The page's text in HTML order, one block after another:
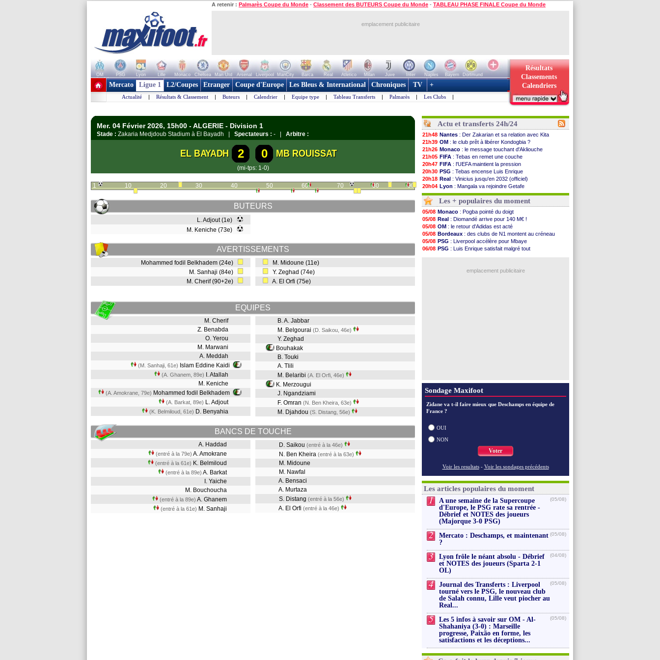
A retenir : Palmarès Coupe du Monde - Classement des BUTEURS Coupe du Monde - TABLEAU PHASE FINALE Coupe du Monde
emplacement publicitaire
OM PSG Lyon Lille Monaco Chelsea Man Utd Arsenal Liverpool ManCity Barca Real Atletico Milan Juve Inter Naples Bayern
Dortmund
+ de clubs
Résultats
Classements
Calendriers
Mercato Ligue 1 L2/Coupes Etranger Coupe d'Europe Les Bleus & International Chroniques TV +
Actualité | Résultats & Classement | Buteurs | Calendrier | Equipe type | Tableau Transferts | Palmarès | Les Clubs |
Mer. 04 Février 2026, 15h00 - ALGERIE - Division 1
Stade : Zakaria Medjdoub Stadium à El Bayadh | Spectateurs : - | Arbitre :
EL BAYADH 2 0 MB ROUISSAT
(mi-tps: 1-0)
1 10 20 30 40 50 60 70 80 90
BUTEURS
L. Adjout (1e)
M. Keniche (73e)
AVERTISSEMENTS
Mohammed fodil Belkhadem (24e)
M. Sanhaji (84e)
M. Cherif (90+2e)
M. Midoune (11e)
Y. Zeghad (74e)
A. El Orfi (75e)
EQUIPES
M. Cherif
Z. Benabda
O. Yerou
M. Marwani
A. Meddah
(M. Sanhaji, 61e) Islam Eddine Kaidi
(A. Ghanem, 89e)
I. Atallah
M. Keniche
(A. Amokrane, 79e) Mohammed fodil Belkhadem
(A. Barkat, 89e) L. Adjout
(K. Belmiloud, 61e) D. Benyahia
B. A. Jabbar
M. Belgourai (D. Saikou, 46e)
Y. Zeghad
Bouhakak
B. Touki
A. Tlili
M. Belaribi (A. El Orfi, 46e)
K. Merzougui
J. Ngandziami
F. Omran (N. Ben Kheira, 63e)
M. Djahdou (S. Distang, 56e)
BANCS DE TOUCHE
A. Haddad
(entré à la 79e) A. Amokrane
(entré à la 61e) K. Belmiloud
(entré à la 89e) A. Barkat
I. Yaiche
M. Bouchoucha
(entré à la 89e) A. Ghanem
(entré à la 61e) M. Sanhaji
D. Saikou (entré à la 46e)
N. Ben Kheira (entré à la 63e)
M. Midoune
M. Nawfal
A. Bensaci
A. Murtaza
S. Distang (entré à la 56e)
A. El Orfi (entré à la 46e)
Actu et transferts 24h/24
21h48 Nantes : Der Zakarian et sa relation avec Kita
21h39 OM : le club prêt à libérer Kondogbia ?
21h26 Monaco : le message touchant d'Akliouche
21h05 FIFA : Tebas en remet une couche
20h47 FIFA : l'UEFA maintient la pression
20h30 PSG : Tebas encense Luis Enrique
20h18 Real : Vinicius jusqu'en 2032 (officiel)
20h04 Lyon : Mangala va rejoindre Getafe
19h47 OM: une offre refusée pour Aguerd
19h34
Real : c'est confirmé pour Vinicius
19h14 Troyes: Junior Diaz jusqu'en 2030 (officiel)
19h06
PSG: Akliouche a signé (officiel)
18h50
OM : une offre pour Bulka
18h30
PSG: contrat signé pour Akliouche
18h20
Ouganda : Owori battu à mort à Kampala
17h58
Arsenal : Arteta veut créer une dynastie
17h47
Chelsea: Palace a fait son offre pour Disasi
: Dallinga est sur le marché
Les + populaires du moment
05/08 Monaco : Pogba pointé du doigt
05/08 Real : Diomandé arrive pour 140 M€ !
05/08 OM : le retour d'Adidas est acté
05/08 Bordeaux : des clubs de N1 montent au créneau
05/08 PSG : Liverpool accélère pour Mbaye
06/08 PSG : Luis Enrique satisfait malgré tout
emplacement publicitaire
Sondage Maxifoot
Zidane va t-il faire mieux que Deschamps en équipe de
France ?
OUI
NON
Voter
Voir les resultats - Voir les sondages précédents
Les articles populaires du moment
1
A une semaine de la Supercoupe
d'Europe, le PSG rate sa rentrée -
Débrief et NOTES des joueurs
(Majorque 3-0 PSG)
(05/08)
2
Mercato : Deschamps, et maintenant
?
(05/08)
3
Lyon frôle le néant absolu - Débrief
et NOTES des joueurs (Sparta 2-1
OL)
(04/08)
4
Journal des Transferts : Liverpool
tourné vers le PSG, le nouveau club
de Salah connu, Lille veut piocher au
Real...
(05/08)
5
Les 5 infos à savoir sur OM - Al-
Shahaniya (3-0) : Marseille
progresse, Paixão en forme, les
satisfactions et les déceptions...
(05/08)